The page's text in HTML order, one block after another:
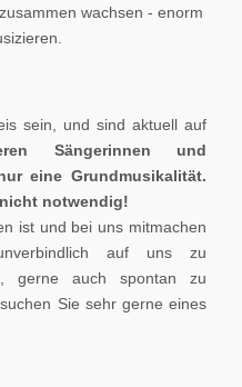
wachsen - enorm
sein, und sind aktuell auf
Sängerinnen und
eine Grundmusikalität.
notwendig!
ist und bei uns mitmachen
auf uns zu
gerne auch spontan zu
Sie sehr gerne eines